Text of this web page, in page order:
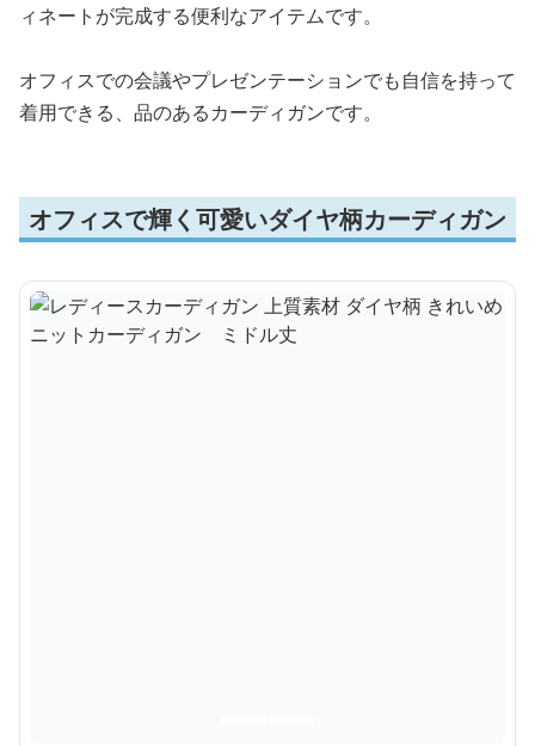
ィネートが完成する便利なアイテムです。
オフィスでの会議やプレゼンテーションでも自信を持って
着用できる、品のあるカーディガンです。
オフィスで輝く可愛いダイヤ柄カーディガン